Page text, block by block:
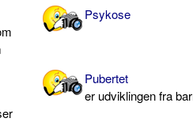
Psykose
Pubertet
er udviklingen fra